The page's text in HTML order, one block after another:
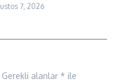
7, 2026
Gerekli alanlar * ile